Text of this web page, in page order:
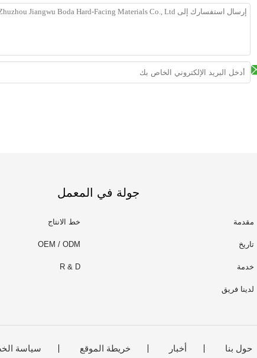
مقدمة
تاريخ
خدمة
لدينا فريق
جولة في المعمل
خط الانتاج
OEM / ODM
R & D
حول بنا أخبار خريطة الموقع سياسة